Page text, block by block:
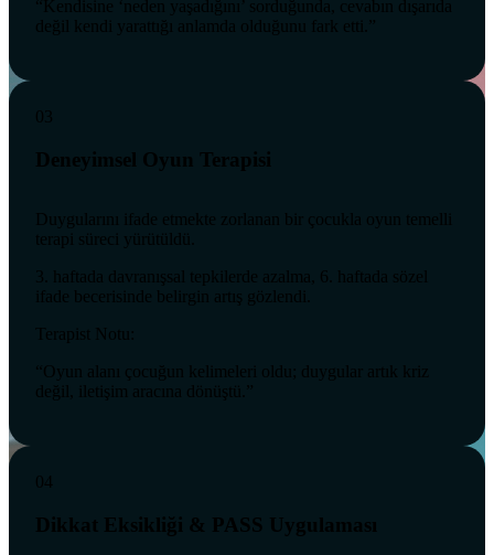
“Kendisine ‘neden yaşadığını’ sorduğunda, cevabın dışarıda
değil kendi yarattığı anlamda olduğunu fark etti.”
03
Deneyimsel Oyun Terapisi
Duygularını ifade etmekte zorlanan bir çocukla oyun temelli
terapi süreci yürütüldü.
3. haftada davranışsal tepkilerde azalma, 6. haftada sözel
ifade becerisinde belirgin artış gözlendi.
Terapist Notu:
“Oyun alanı çocuğun kelimeleri oldu; duygular artık kriz
değil, iletişim aracına dönüştü.”
04
Dikkat Eksikliği & PASS Uygulaması